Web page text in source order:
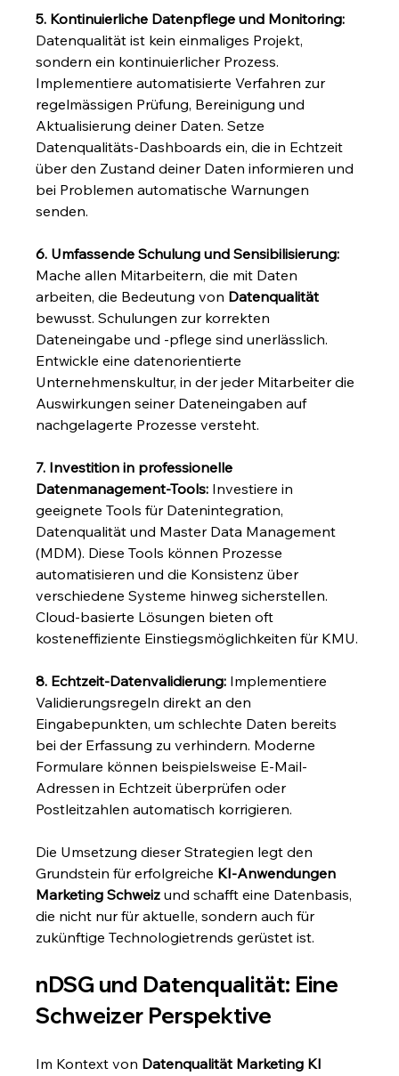
5. Kontinuierliche Datenpflege und Monitoring:
Datenqualität ist kein einmaliges Projekt,
sondern ein kontinuierlicher Prozess.
Implementiere automatisierte Verfahren zur
regelmässigen Prüfung, Bereinigung und
Aktualisierung deiner Daten. Setze
Datenqualitäts-Dashboards ein, die in Echtzeit
über den Zustand deiner Daten informieren und
bei Problemen automatische Warnungen
senden.
6. Umfassende Schulung und Sensibilisierung:
Mache allen Mitarbeitern, die mit Daten
arbeiten, die Bedeutung von Datenqualität
bewusst. Schulungen zur korrekten
Dateneingabe und -pflege sind unerlässlich.
Entwickle eine datenorientierte
Unternehmenskultur, in der jeder Mitarbeiter die
Auswirkungen seiner Dateneingaben auf
nachgelagerte Prozesse versteht.
7. Investition in professionelle
Datenmanagement-Tools: Investiere in
geeignete Tools für Datenintegration,
Datenqualität und Master Data Management
(MDM). Diese Tools können Prozesse
automatisieren und die Konsistenz über
verschiedene Systeme hinweg sicherstellen.
Cloud-basierte Lösungen bieten oft
kosteneffiziente Einstiegsmöglichkeiten für KMU.
8. Echtzeit-Datenvalidierung: Implementiere
Validierungsregeln direkt an den
Eingabepunkten, um schlechte Daten bereits
bei der Erfassung zu verhindern. Moderne
Formulare können beispielsweise E-Mail-
Adressen in Echtzeit überprüfen oder
Postleitzahlen automatisch korrigieren.
Die Umsetzung dieser Strategien legt den
Grundstein für erfolgreiche KI-Anwendungen
Marketing Schweiz und schafft eine Datenbasis,
die nicht nur für aktuelle, sondern auch für
zukünftige Technologietrends gerüstet ist.
nDSG und Datenqualität: Eine
Schweizer Perspektive
Im Kontext von Datenqualität Marketing KI